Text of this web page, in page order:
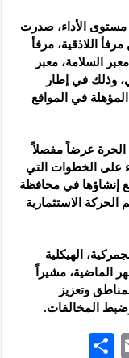
مستوى الأداء، صدرت
اللاذقية، مرفأ
السلامة، معبر
وذلك في إطار
في المواقع
الحرة عرضاً مفصلاً
على الخطوات التي
إنشاؤها في محافظة
الحركة الاستثمارية
الهيكلية
الماضية، مشيراً
وتعزيز
المخالفات.
E